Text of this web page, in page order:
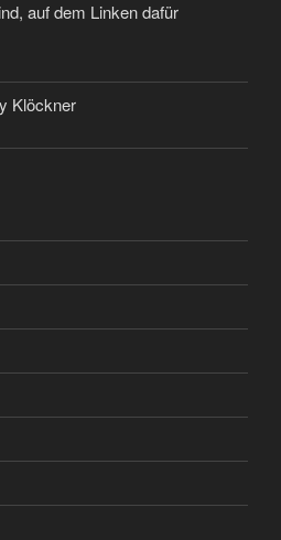
auf dem Linken dafür
Klöckner